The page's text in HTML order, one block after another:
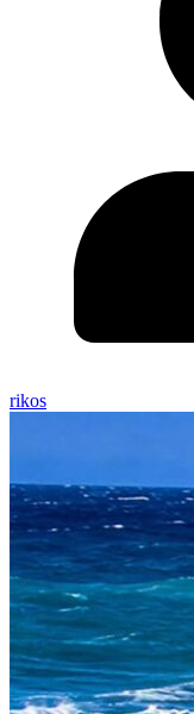
rikos